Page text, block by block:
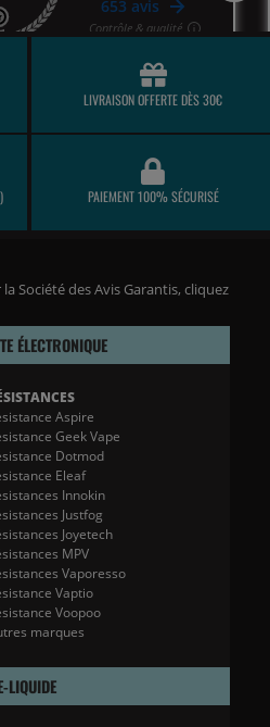
LIVRAISON OFFERTE DÈS 30€
PAIEMENT 100% SÉCURISÉ
Société des Avis Garantis, cliquez
ÉLECTRONIQUE
Aspire
Geek Vape
Dotmod
Eleaf
Innokin
Justfog
Joyetech
MPV
Vaporesso
Vaptio
Voopoo
marques
LIQUIDE